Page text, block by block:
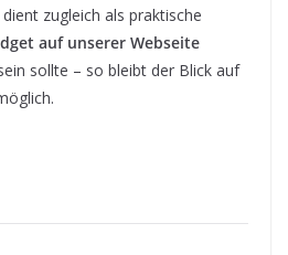
zugleich als praktische
auf unserer Webseite
sollte – so bleibt der Blick auf